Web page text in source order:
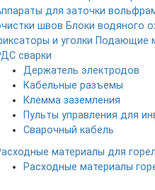
для заточки
швов Блоки водяного
и уголки Подающие
сварки
Держатель электродов
Кабельные разъемы
Клемма заземления
Пульты управления для
Сварочный кабель
материалы для
Расходные материалы